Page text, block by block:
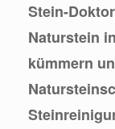
Stein-
Naturstein
kümmern